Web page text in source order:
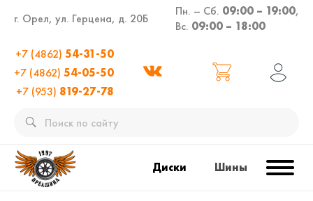
г. Орел, ул. Герцена, д. 20Б
Пн. – Сб. 09:00 – 19:00,
Вс. 09:00 – 18:00
+7 (4862) 54-31-50
+7 (4862) 54-05-50
+7 (953) 819-27-78
Диски Шины